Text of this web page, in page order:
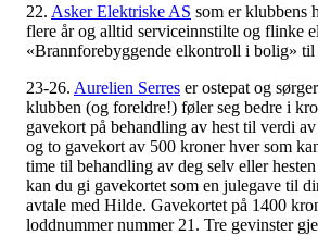
22. Asker Elektriske AS som er klubbens
flere år og alltid serviceinnstilte og flinke
«Brannforebyggende elkontroll i bolig» til
23-26. Aurelien Serres er ostepat og
klubben (og foreldre!) føler seg bedre i
gavekort på behandling av hest til verdi
og to gavekort av 500 kroner hver som
time til behandling av deg selv eller
kan du gi gavekortet som en julegave til
avtale med Hilde. Gavekortet på 1400
loddnummer nummer 21. Tre gevinster